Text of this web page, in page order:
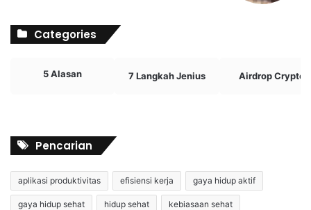
Categories
5 Alasan 7 Langkah Jenius Airdrop Crypto
Pencarian
aplikasi produktivitas efisiensi kerja gaya hidup aktif
gaya hidup sehat hidup sehat kebiasaan sehat